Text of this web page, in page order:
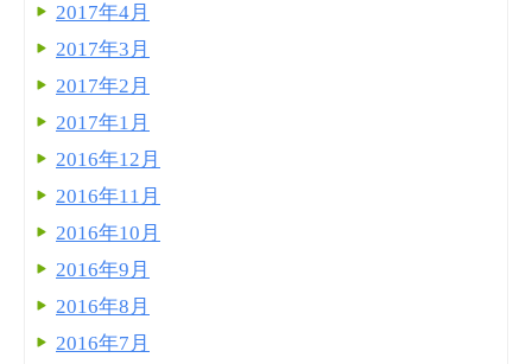
2017年4月
2017年3月
2017年2月
2017年1月
2016年12月
2016年11月
2016年10月
2016年9月
2016年8月
2016年7月